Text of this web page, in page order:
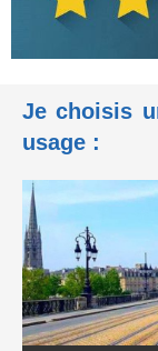
Je choisis
usage :